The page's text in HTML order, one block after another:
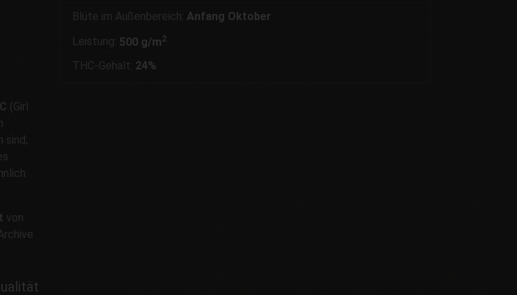
(Girl
sind;
von
Blüte im Außenbereich: Anfang Oktober
Leistung: 500 g/m2
THC-Gehalt: 24%